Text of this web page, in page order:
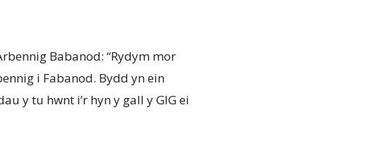
Babanod: “Rydym mor
i Fabanod. Bydd yn ein
y tu hwnt i’r hyn y gall y GIG ei